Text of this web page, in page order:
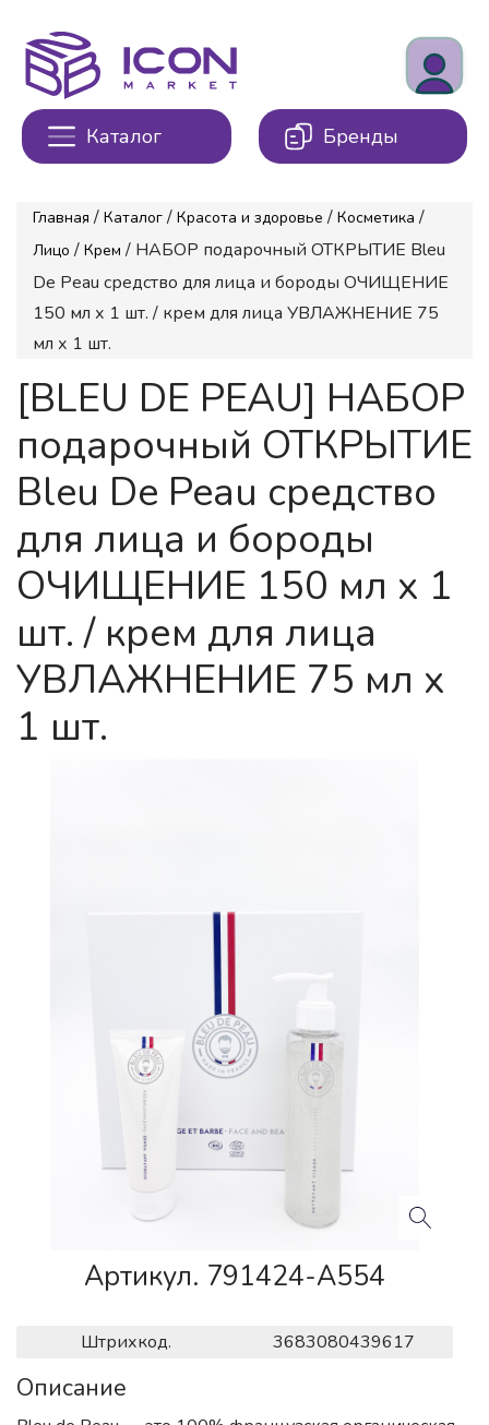
Каталог Бренды
Главная / Каталог / Красота и здоровье / Косметика /
Лицо / Крем / НАБОР подарочный ОТКРЫТИЕ Bleu
De Peau средство для лица и бороды ОЧИЩЕНИЕ
150 мл х 1 шт. / крем для лица УВЛАЖНЕНИЕ 75
мл х 1 шт.
[BLEU DE PEAU] НАБОР
подарочный ОТКРЫТИЕ
Bleu De Peau средство
для лица и бороды
ОЧИЩЕНИЕ 150 мл х 1
шт. / крем для лица
УВЛАЖНЕНИЕ 75 мл х
1 шт.
Артикул. 791424-A554
Штрихкод. 3683080439617
Описание